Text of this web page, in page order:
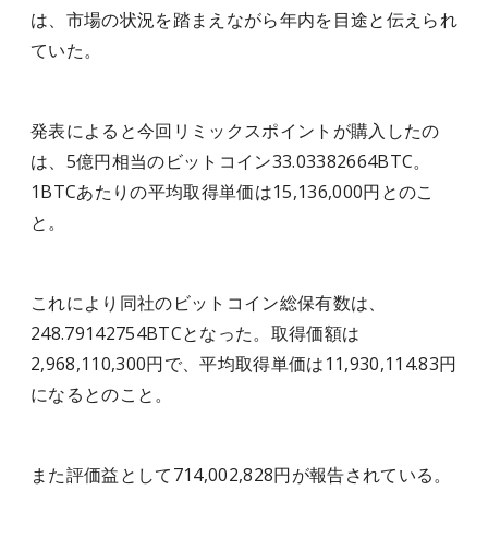
は、市場の状況を踏まえながら年内を目途と伝えられ
ていた。
発表によると今回リミックスポイントが購入したの
は、5億円相当のビットコイン33.03382664BTC。
1BTCあたりの平均取得単価は15,136,000円とのこ
と。
これにより同社のビットコイン総保有数は、
248.79142754BTCとなった。取得価額は
2,968,110,300円で、平均取得単価は11,930,114.83円
になるとのこと。
また評価益として714,002,828円が報告されている。